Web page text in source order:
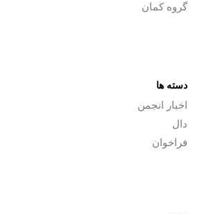
گروه کمان
دسته ها
اخبار انجمن
دال
فراخوان